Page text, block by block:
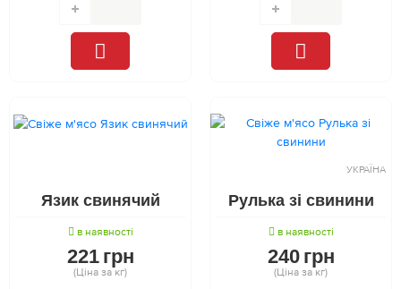
Язик свинячий
в наявності
221 грн
(Ціна за кг)
УКРАЇНА
Рулька зі свинини
в наявності
240 грн
(Ціна за кг)